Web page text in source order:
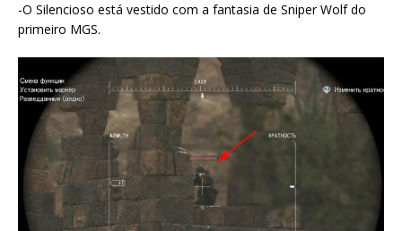
-O Silencioso está vestido com a fantasia de Sniper Wolf do
primeiro MGS.